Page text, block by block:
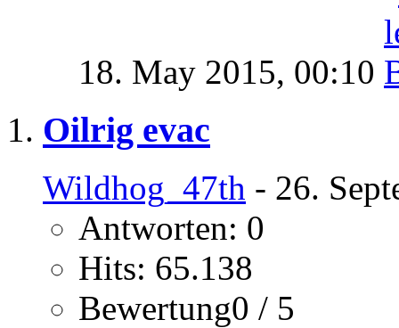
18. May 2015, 00:10
Oilrig evac
Wildhog_47th - 26.
Antworten: 0
Hits: 65.138
Bewertung0 / 5